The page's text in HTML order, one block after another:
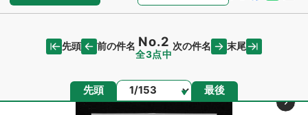
先頭 前の件名 No.2
全3点中
次の件名 末尾
先頭 ページ 最後